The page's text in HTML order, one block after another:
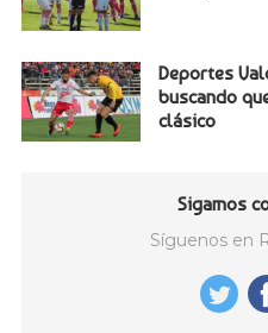
Deportes
buscando
clásico
Sigamos
Síguenos en